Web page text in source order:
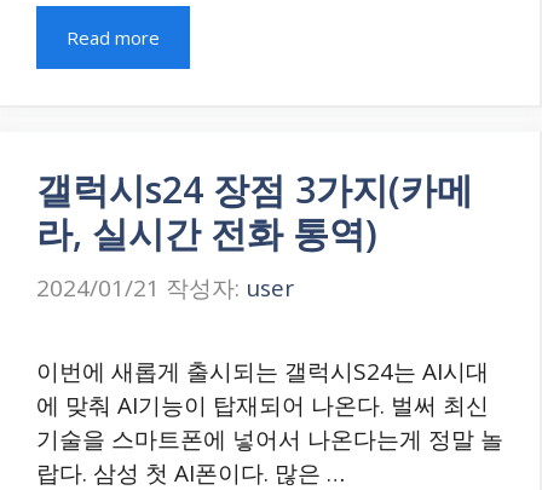
Read more
갤럭시s24 장점 3가지(카메
라, 실시간 전화 통역)
2024/01/21 작성자: user
이번에 새롭게 출시되는 갤럭시S24는 AI시대
에 맞춰 AI기능이 탑재되어 나온다. 벌써 최신
기술을 스마트폰에 넣어서 나온다는게 정말 놀
랍다. 삼성 첫 AI폰이다. 많은 …